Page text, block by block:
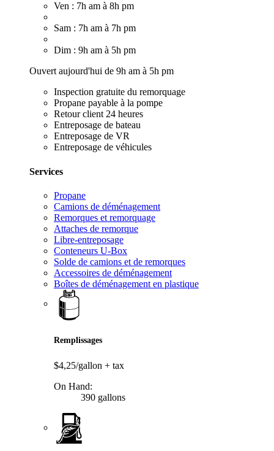
Ven : 7h am à 8h pm
Sam : 7h am à 7h pm
Dim : 9h am à 5h pm
Ouvert aujourd'hui de 9h am à 5h pm
Inspection gratuite du remorquage
Propane payable à la pompe
Retour client 24 heures
Entreposage de bateau
Entreposage de VR
Entreposage de véhicules
Services
Propane
Camions de déménagement
Remorques et remorquage
Attaches de remorque
Libre-entreposage
Conteneurs U-Box
Solde de camions et de remorques
Accessoires de déménagement
Boîtes de déménagement en plastique
Remplissages
$4,25/gallon + tax
On Hand:
390 gallons